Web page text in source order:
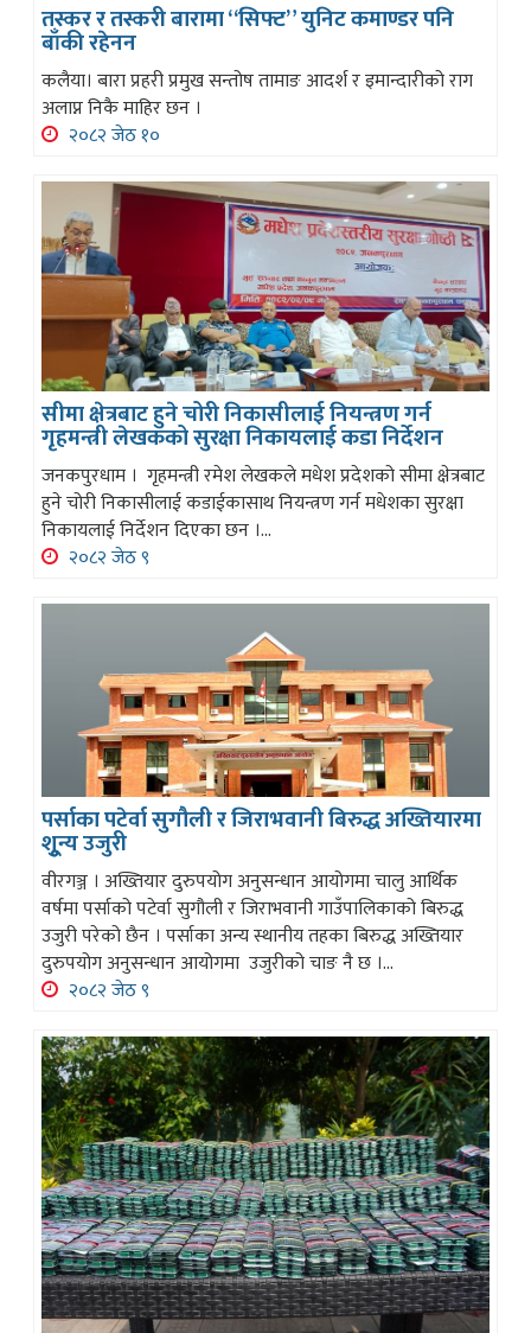
तस्कर र तस्करी बारामा “सिफ्ट” युनिट कमाण्डर पनि
बाँकी रहेनन
कलैया। बारा प्रहरी प्रमुख सन्तोष तामाङ आदर्श र इमान्दारीको राग
अलाप्न निकै माहिर छन ।
२०८२ जेठ १०
सीमा क्षेत्रबाट हुने चोरी निकासीलाई नियन्त्रण गर्न
गृहमन्त्री लेखकको सुरक्षा निकायलाई कडा निर्देशन
जनकपुरधाम । गृहमन्त्री रमेश लेखकले मधेश प्रदेशको सीमा क्षेत्रबाट
हुने चोरी निकासीलाई कडाईकासाथ नियन्त्रण गर्न मधेशका सुरक्षा
निकायलाई निर्देशन दिएका छन ।...
२०८२ जेठ ९
पर्साका पटेर्वा सुगौली र जिराभवानी बिरुद्ध अख्तियारमा
शुून्य उजुरी
वीरगञ्ज । अख्तियार दुरुपयोग अनुसन्धान आयोगमा चालु आर्थिक
वर्षमा पर्साको पटेर्वा सुगौली र जिराभवानी गाउँपालिकाको बिरुद्ध
उजुरी परेको छैन । पर्साका अन्य स्थानीय तहका बिरुद्ध अख्तियार
दुरुपयोग अनुसन्धान आयोगमा उजुरीको चाङ नै छ ।...
२०८२ जेठ ९